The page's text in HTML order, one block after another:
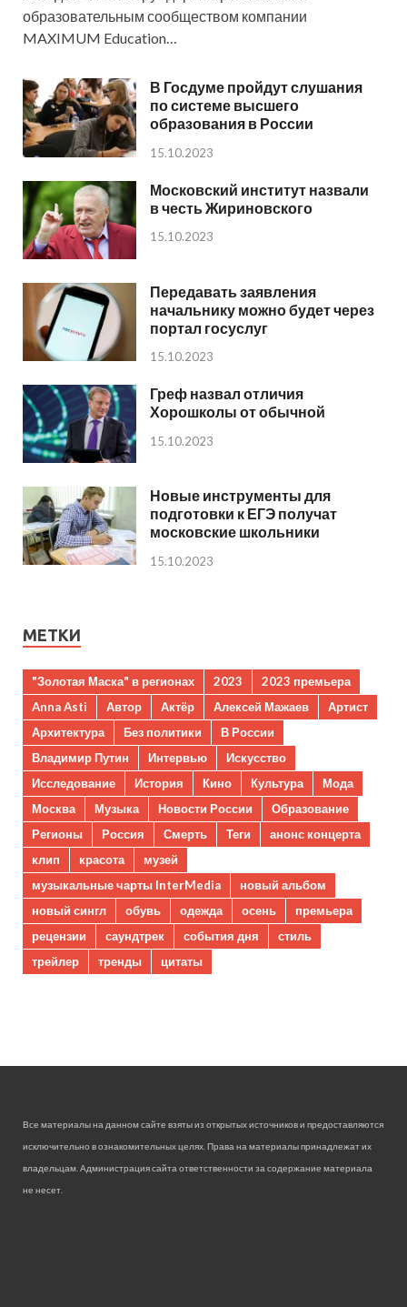
образовательным сообществом компании
MAXIMUM Education…
В Госдуме пройдут слушания
по системе высшего
образования в России
15.10.2023
Московский институт назвали
в честь Жириновского
15.10.2023
Передавать заявления
начальнику можно будет через
портал госуслуг
15.10.2023
Греф назвал отличия
Хорошколы от обычной
15.10.2023
Новые инструменты для
подготовки к ЕГЭ получат
московские школьники
15.10.2023
МЕТКИ
"Золотая Маска" в регионах 2023
2023 премьера
Anna Asti
Автор Актёр Алексей Мажаев
Артист
Архитектура
Без политики
В России
Владимир Путин
Интервью
Искусство
Исследование
История Кино Культура
Мода
Москва
Музыка Новости России
Образование
Регионы
Россия Смерть Теги
анонс концерта
клип
красота
музей
музыкальные чарты InterMedia
новый альбом
новый сингл
обувь одежда осень
премьера
рецензии
саундтрек события дня
стиль
трейлер
тренды цитаты
Все материалы на данном сайте взяты из открытых источников и предоставляются
исключительно в ознакомительных целях. Права на материалы принадлежат их
владельцам. Администрация сайта ответственности за содержание материала
не несет.